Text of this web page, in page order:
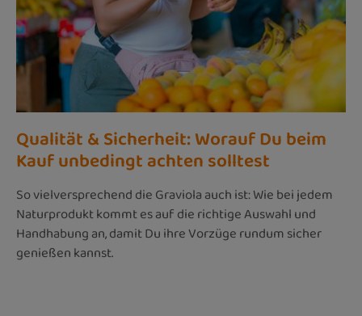
Qualität & Sicherheit: Worauf Du beim
Kauf unbedingt achten solltest
So vielversprechend die Graviola auch ist: Wie bei jedem
Naturprodukt kommt es auf die richtige Auswahl und
Handhabung an, damit Du ihre Vorzüge rundum sicher
genießen kannst.